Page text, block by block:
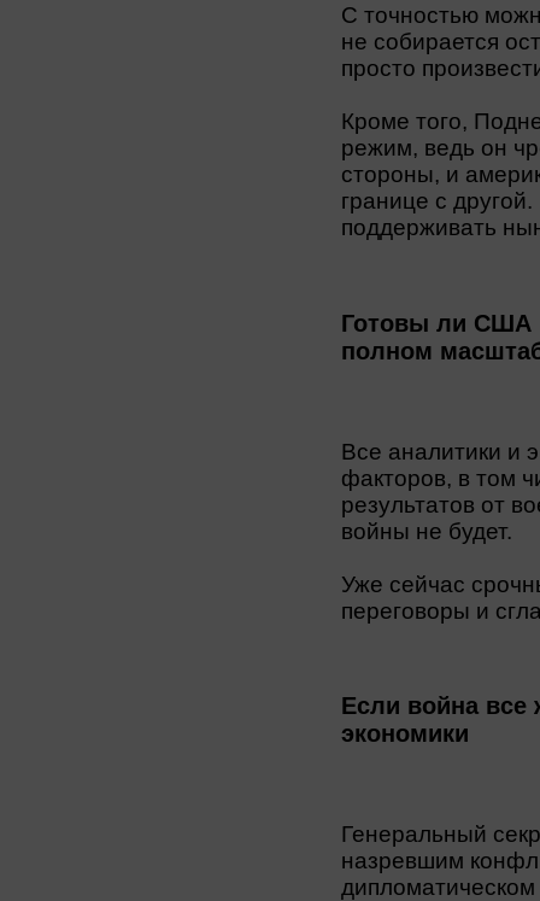
С точностью
не собирается
просто
Кроме того,
режим, ведь он
стороны, и
границе с
поддерживать
Готовы ли США
полном
Все аналитики и
факторов, в том
результатов от
войны не будет.
Уже сейчас
переговоры и
Если война все
экономики
Генеральный
назревшим